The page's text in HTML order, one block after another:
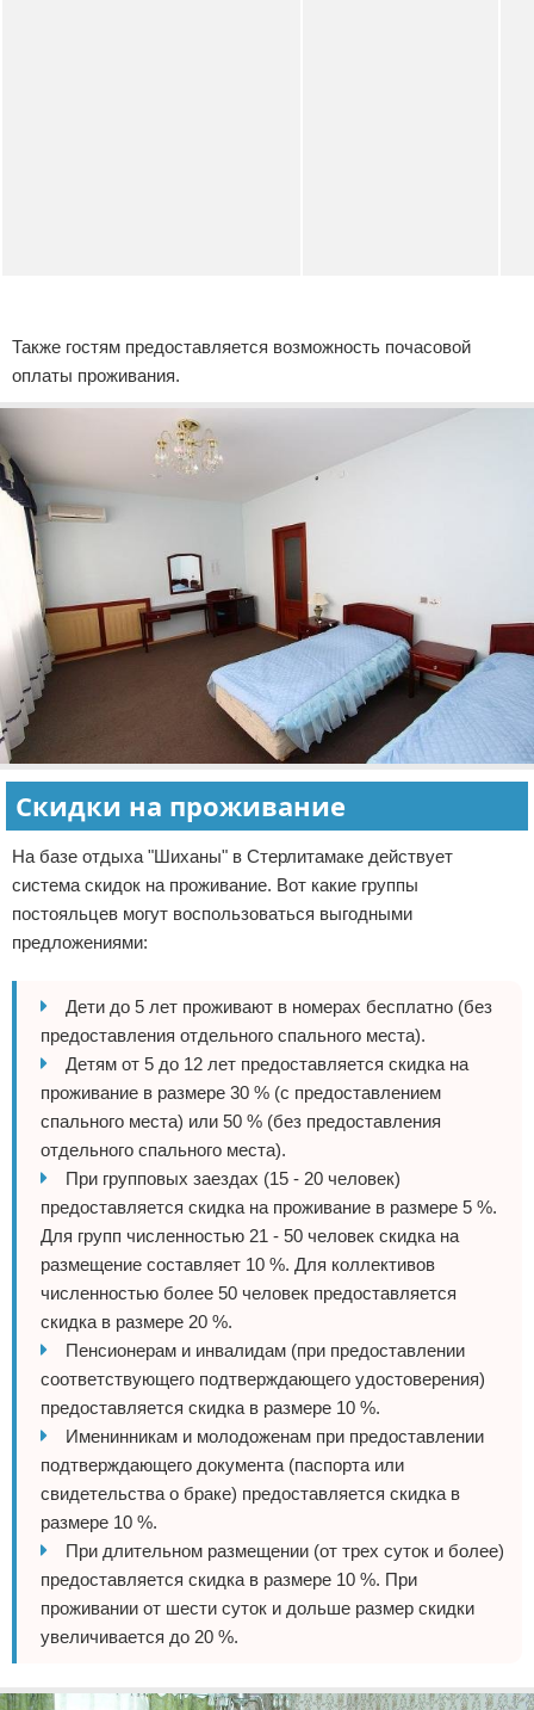
Также гостям предоставляется возможность почасовой
оплаты проживания.
Скидки на проживание
На базе отдыха "Шиханы" в Стерлитамаке действует
система скидок на проживание. Вот какие группы
постояльцев могут воспользоваться выгодными
предложениями:
Дети до 5 лет проживают в номерах бесплатно (без
предоставления отдельного спального места).
Детям от 5 до 12 лет предоставляется скидка на
проживание в размере 30 % (с предоставлением
спального места) или 50 % (без предоставления
отдельного спального места).
При групповых заездах (15 - 20 человек)
предоставляется скидка на проживание в размере 5 %.
Для групп численностью 21 - 50 человек скидка на
размещение составляет 10 %. Для коллективов
численностью более 50 человек предоставляется
скидка в размере 20 %.
Пенсионерам и инвалидам (при предоставлении
соответствующего подтверждающего удостоверения)
предоставляется скидка в размере 10 %.
Именинникам и молодоженам при предоставлении
подтверждающего документа (паспорта или
свидетельства о браке) предоставляется скидка в
размере 10 %.
При длительном размещении (от трех суток и более)
предоставляется скидка в размере 10 %. При
проживании от шести суток и дольше размер скидки
увеличивается до 20 %.